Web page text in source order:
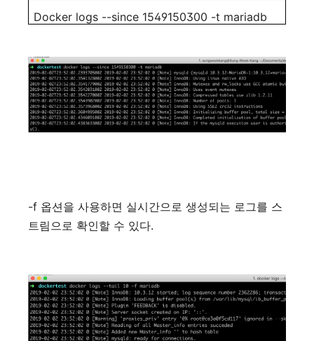
Docker logs --since 1549150300 -t mariadb
-f 옵션을 사용하면 실시간으로 생성되는 로그를 스
트림으로 확인할 수 있다.